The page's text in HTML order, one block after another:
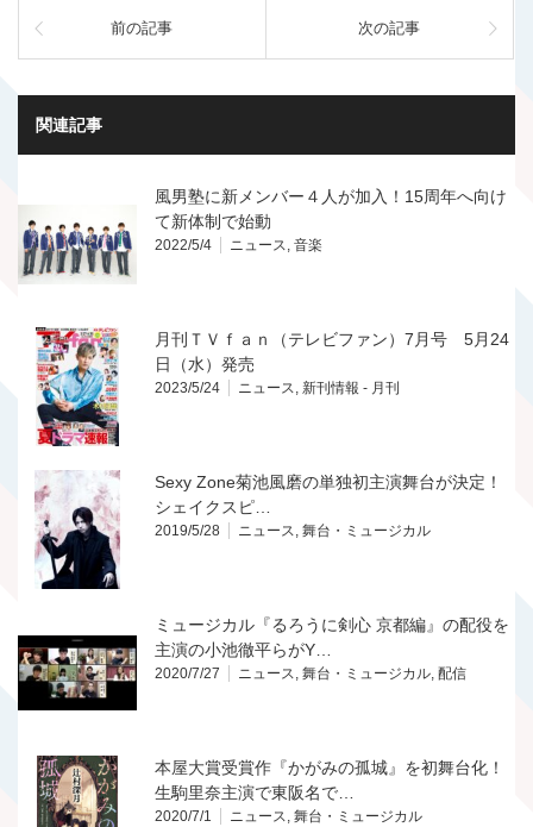
前の記事 次の記事
関連記事
風男塾に新メンバー４人が加入！15周年へ向け
て新体制で始動
2022/5/4 ニュース, 音楽
月刊ＴＶｆａｎ（テレビファン）7月号 5月24
日（水）発売
2023/5/24 ニュース, 新刊情報 - 月刊
Sexy Zone菊池風磨の単独初主演舞台が決定！
シェイクスピ…
2019/5/28 ニュース, 舞台・ミュージカル
ミュージカル『るろうに剣心 京都編』の配役を
主演の小池徹平らがY…
2020/7/27 ニュース, 舞台・ミュージカル, 配信
本屋大賞受賞作『かがみの孤城』を初舞台化！
生駒里奈主演で東阪名で…
2020/7/1 ニュース, 舞台・ミュージカル